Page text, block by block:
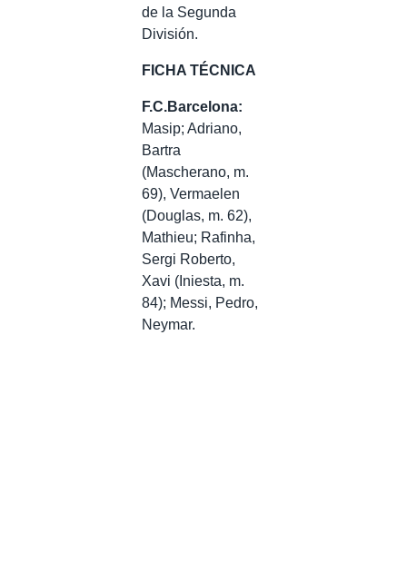
de la Segunda
División.
FICHA TÉCNICA
F.C.Barcelona:
Masip; Adriano,
Bartra
(Mascherano, m.
69), Vermaelen
(Douglas, m. 62),
Mathieu; Rafinha,
Sergi Roberto,
Xavi (Iniesta, m.
84); Messi, Pedro,
Neymar.